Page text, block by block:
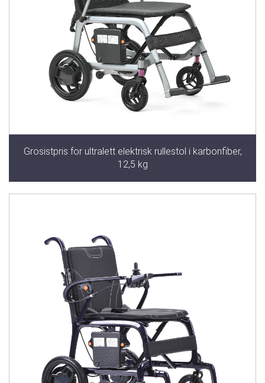
Grosistpris for ultralett elektrisk rullestol i karbonfiber,
12,5 kg